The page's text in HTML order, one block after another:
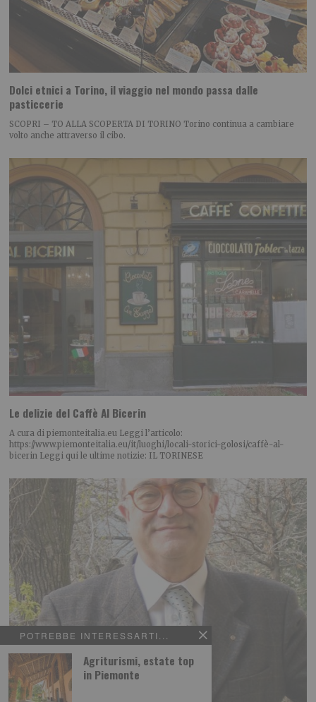
POTREBBE INTERESSARTI...
Agriturismi, estate top
in Piemonte
Dolci etnici a Torino, il viaggio nel mondo passa dalle
pasticcerie
SCOPRI – TO ALLA SCOPERTA DI TORINO Torino continua a cambiare
volto anche attraverso il cibo.
Le delizie del Caffè Al Bicerin
A cura di piemonteitalia.eu Leggi l’articolo:
https://www.piemonteitalia.eu/it/luoghi/locali-storici-golosi/caffè-al-
bicerin Leggi qui le ultime notizie: IL TORINESE